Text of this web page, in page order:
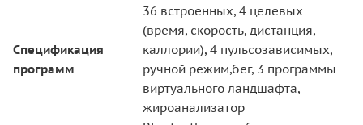
Спецификация
программ
36 встроенных, 4 целевых
(время, скорость, дистанция,
каллории), 4 пульсозависимых,
ручной режим,бег, 3 программы
виртуального ландшафта,
жироанализатор